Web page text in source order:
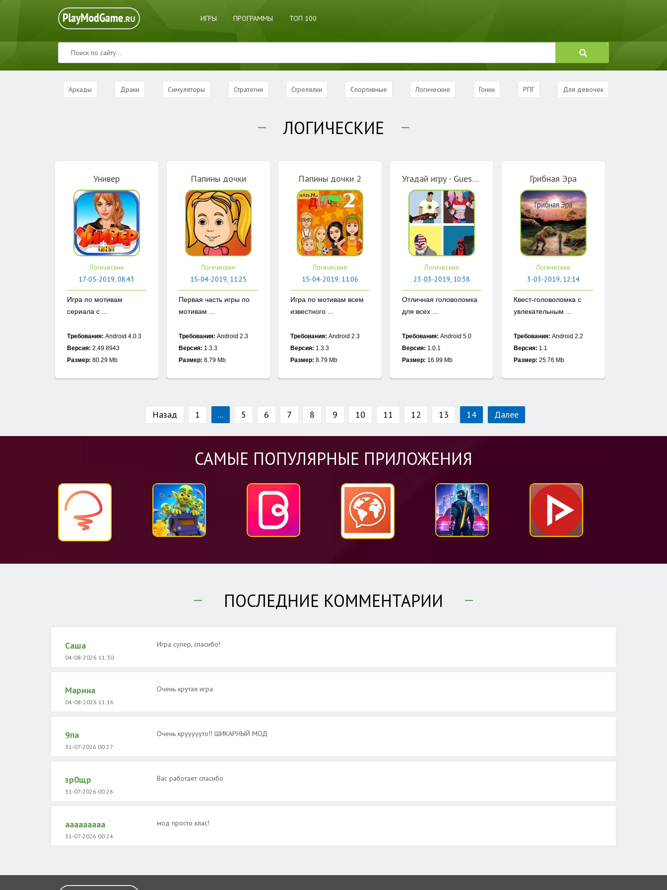
ИГРЫ ПРОГРАММЫ ТОП 100
Аркады Драки Симуляторы Стратегии Стрелялки Спортивные Логические Гонки РПГ Для девочек
ЛОГИЧЕСКИЕ
Универ
Логические
17-05-2019, 08:43
Игра по мотивам
сериала с ...
Требования: Android 4.0.3
Версия: 2.49.8943
Размер: 80.29 Mb
Папины дочки
Логические
15-04-2019, 11:25
Первая часть игры по
мотивам ...
Требования: Android 2.3
Версия: 1.3.3
Размер: 8.79 Mb
Папины дочки 2
Логические
15-04-2019, 11:06
Игра по мотивам всем
известного ...
Требования: Android 2.3
Версия: 1.3.3
Размер: 8.79 Mb
Угадай игру - Guess The Game Quiz Blitz
Логические
23-03-2019, 10:38
Отличная головоломка
для всех ...
Требования: Android 5.0
Версия: 1.0.1
Размер: 16.99 Mb
Грибная Эра
Логические
3-03-2019, 12:14
Квест-головоломка с
увлекательным ...
Требования: Android 2.2
Версия: 1.1
Размер: 25.76 Mb
Назад 1 ... 5 6 7 8 9 10 11 12 13 14 Далее
САМЫЕ ПОПУЛЯРНЫЕ ПРИЛОЖЕНИЯ
ПОСЛЕДНИЕ КОММЕНТАРИИ
Саша
04-08-2026 11:30
Игра супер, спасибо!
Марина
04-08-2026 11:16
Очень крутая игра
9па
31-07-2026 00:27
Очень круууууто!! ШИКАРНЫЙ МОД
зр0щр
31-07-2026 00:26
Вас работает спасибо
ааааааааа
31-07-2026 00:24
мод просто клас!